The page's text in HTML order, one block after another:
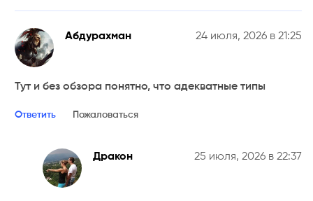
Абдурахман 24 июля, 2026 в 21:25
Тут и без обзора понятно, что адекватные типы
Ответить Пожаловаться
Дракон 25 июля, 2026 в 22:37